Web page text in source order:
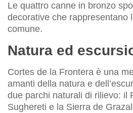
Le quattro canne in bronzo
decorative che rappresentano
comune.
Natura ed
Cortes de la Frontera è una
amanti della natura e
due parchi naturali di rilievo: il
Sughereti e la Sierra de